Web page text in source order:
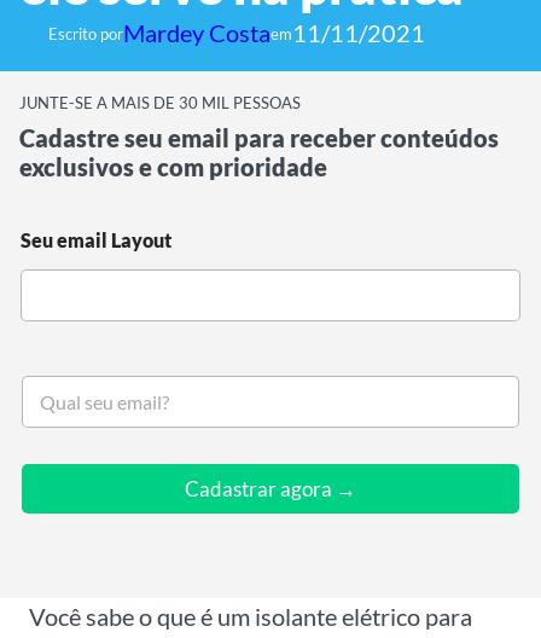
Escrito porMardey Costaem11/11/2021
JUNTE-SE A MAIS DE 30 MIL PESSOAS
Cadastre seu email para receber conteúdos
exclusivos e com prioridade
Seu email Layout
S
u
Cadastrar agora →
Você sabe o que é um isolante elétrico para